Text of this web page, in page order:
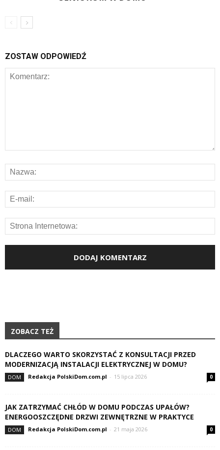
ZOSTAW ODPOWIEDŹ
ZOBACZ TEŻ
DLACZEGO WARTO SKORZYSTAĆ Z KONSULTACJI PRZED
MODERNIZACJĄ INSTALACJI ELEKTRYCZNEJ W DOMU?
DOM Redakcja PolskiDom.com.pl - 15 lipca 2026 0
JAK ZATRZYMAĆ CHŁÓD W DOMU PODCZAS UPAŁÓW?
ENERGOOSZCZĘDNE DRZWI ZEWNĘTRZNE W PRAKTYCE
DOM Redakcja PolskiDom.com.pl - 21 maja 2026 0